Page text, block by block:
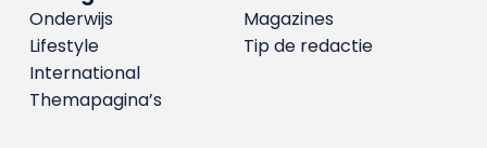
Magazines
Tip de redactie
Onderwijs
Lifestyle
International
Themapagina’s